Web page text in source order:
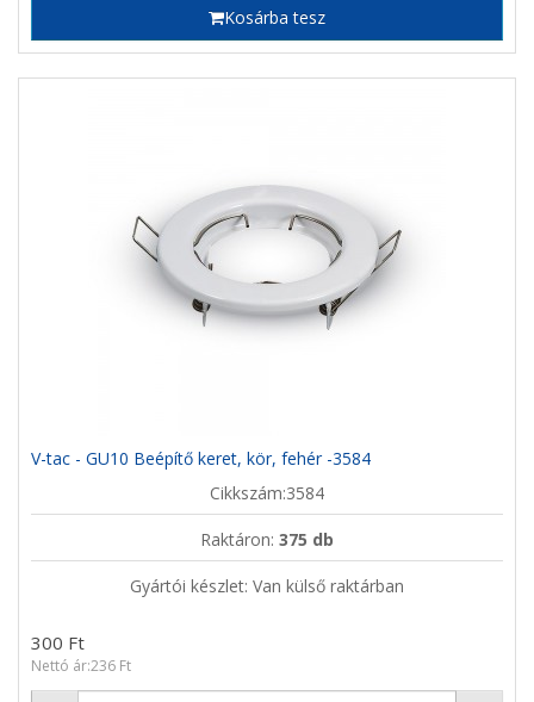
Kosárba tesz
V-tac - GU10 Beépítő keret, kör, fehér -3584
Cikkszám:3584
Raktáron: 375 db
Gyártói készlet: Van külső raktárban
300 Ft
Nettó ár:236 Ft